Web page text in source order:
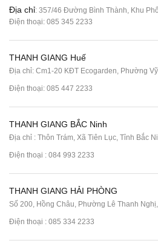
Địa chỉ: 357/46 Đường Bình Thành, Khu
Điện thoại: 085 345 2233
THANH GIANG Huế
Địa chỉ: Cm1-20 KĐT Ecogarden, Phường
Điện thoại: 085 447 2233
THANH GIANG BẮC Ninh
Địa chỉ : Thôn Trám, Xã Tiên Lục, Tỉnh Bắc
Điện thoại : 084 993 2233
THANH GIANG HẢI PHÒNG
Số 200, Hồng Châu, Phường Lê Thanh
Điện thoại : 085 334 2233